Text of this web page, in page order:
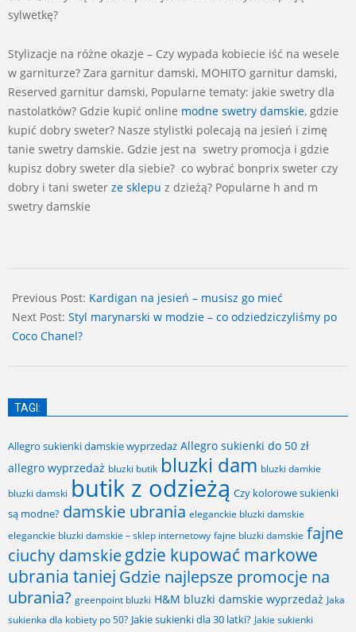
sylwetkę?
Stylizacje na różne okazje – Czy wypada kobiecie iść na wesele
w garniturze? Zara garnitur damski, MOHITO garnitur damski,
Reserved garnitur damski, Popularne tematy: jakie swetry dla
nastolatków? Gdzie kupić online modne swetry damskie, gdzie
kupić dobry sweter? Nasze stylistki polecają na jesień i zimę
tanie swetry damskie. Gdzie jest na swetry promocja i gdzie
kupisz dobry sweter dla siebie? co wybrać bonprix sweter czy
dobry i tani sweter ze sklepu z dzieżą? Popularne h and m
swetry damskie
08-
05
Previous Post: Kardigan na jesień – musisz go mieć
Next Post: Styl marynarski w modzie – co odziedziczyliśmy po
Coco Chanel?
TAGI:
Allegro sukienki damskie wyprzedaż Allegro sukienki do 50 zł
allegro wyprzedaż bluzki butik bluzki dam bluzki damkie
bluzki damski butik z odzieżą Czy kolorowe sukienki
są modne? damskie ubrania eleganckie bluzki damskie
eleganckie bluzki damskie – sklep internetowy fajne bluzki damskie fajne
ciuchy damskiegdzie kupować markowe
ubrania taniej Gdzie najlepsze promocje na
ubrania? greenpoint bluzki H&M bluzki damskie wyprzedaż Jaka
sukienka dla kobiety po 50? Jakie sukienki dla 30 latki? Jakie sukienki